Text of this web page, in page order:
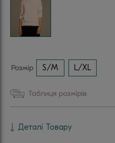
Розмір S/M L/XL
Таблиця розмірів
Деталі Товару